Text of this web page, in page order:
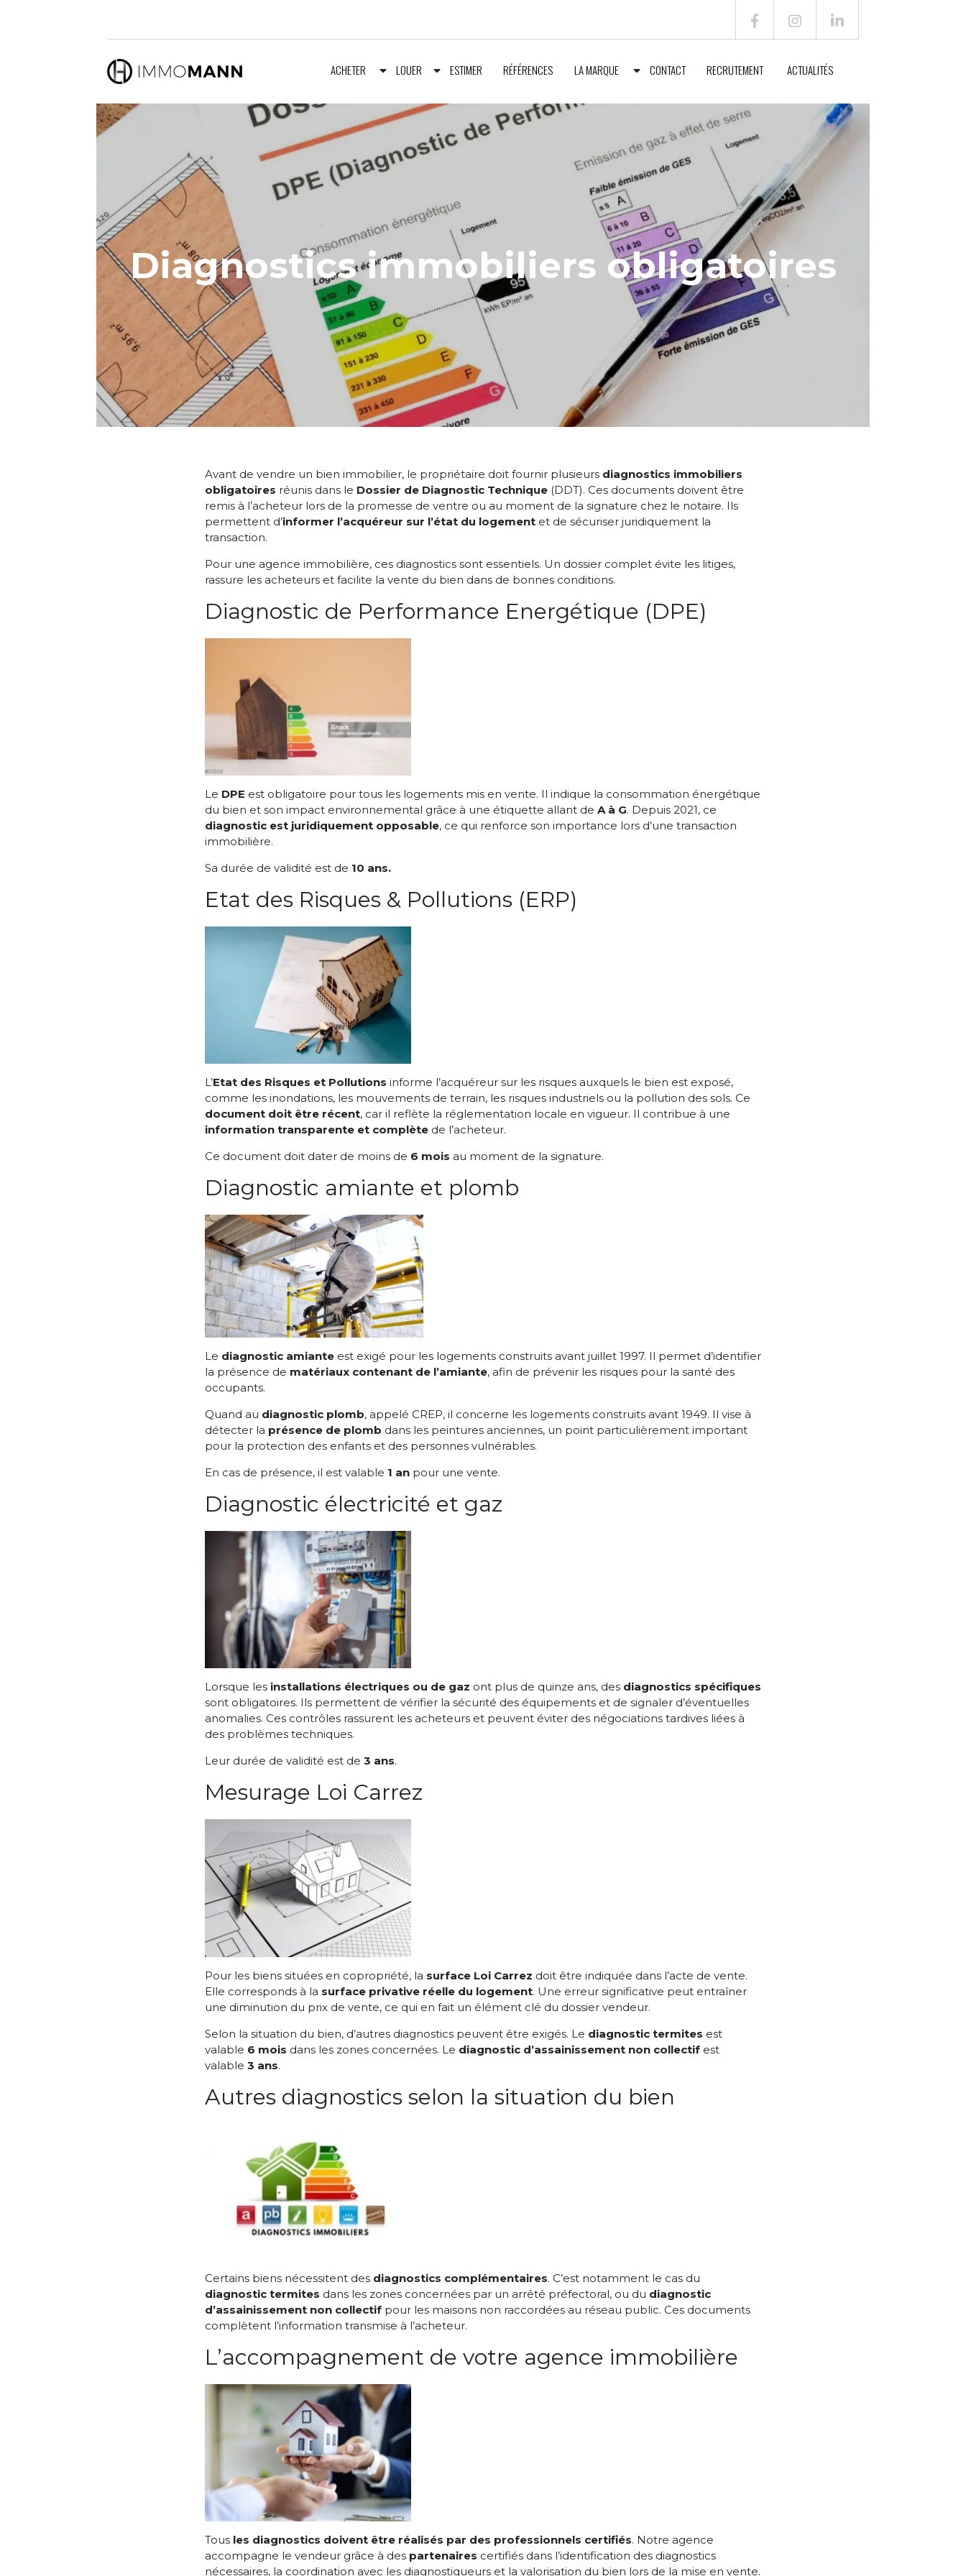
ACHETER LOUER ESTIMER RÉFÉRENCES LA MARQUE CONTACT RECRUTEMENT ACTUALITÉS
Diagnostics immobiliers obligatoires
Avant de vendre un bien immobilier, le propriétaire doit fournir plusieurs diagnostics immobiliers
obligatoires réunis dans le Dossier de Diagnostic Technique(DDT). Ces documents doivent être
remis à l’acheteur lors de la promesse de ventre ou au moment de la signature chez le notaire. Ils
permettent d’informer l’acquéreur sur l’état du logementet de sécuriser juridiquement la
transaction.
Pour une agence immobilière, ces diagnostics sont essentiels. Un dossier complet évite les litiges,
rassure les acheteurs et facilite la vente du bien dans de bonnes conditions.
Diagnostic de Performance Energétique (DPE)
Le DPE est obligatoire pour tous les logements mis en vente. Il indique la consommation énergétique
du bien et son impact environnemental grâce à une étiquette allant de A à G. Depuis 2021, ce
diagnostic est juridiquement opposable, ce qui renforce son importance lors d’une transaction
immobilière.
Sa durée de validité est de 10 ans.
Etat des Risques & Pollutions (ERP)
L’Etat des Risques et Pollutions informe l’acquéreur sur les risques auxquels le bien est exposé,
comme les inondations, les mouvements de terrain, les risques industriels ou la pollution des sols. Ce
document doit être récent, car il reflète la réglementation locale en vigueur. Il contribue à une
information transparente et complètede l’acheteur.
Ce document doit dater de moins de 6 mois au moment de la signature.
Diagnostic amiante et plomb
Le diagnostic amianteest exigé pour les logements construits avant juillet 1997. Il permet d’identifier
la présence de matériaux contenant de l’amiante, afin de prévenir les risques pour la santé des
occupants.
Quand au diagnostic plomb, appelé CREP, il concerne les logements construits avant 1949. Il vise à
détecter la présence de plomb dans les peintures anciennes, un point particulièrement important
pour la protection des enfants et des personnes vulnérables.
En cas de présence, il est valable 1 anpour une vente.
Diagnostic électricité et gaz
Lorsque les installations électriques ou de gaz ont plus de quinze ans, des diagnostics spécifiques
sont obligatoires. Ils permettent de vérifier la sécurité des équipements et de signaler d’éventuelles
anomalies. Ces contrôles rassurent les acheteurs et peuvent éviter des négociations tardives liées à
des problèmes techniques.
Leur durée de validité est de 3 ans.
Mesurage Loi Carrez
Pour les biens situées en copropriété, la surface Loi Carrez doit être indiquée dans l’acte de vente.
Elle corresponds à la surface privative réelle du logement. Une erreur significative peut entraîner
une diminution du prix de vente, ce qui en fait un élément clé du dossier vendeur.
Selon la situation du bien, d’autres diagnostics peuvent être exigés. Le diagnostic termites est
valable 6 mois dans les zones concernées. Le diagnostic d’assainissement non collectifest
valable 3 ans.
Autres diagnostics selon la situation du bien
Certains biens nécessitent desdiagnostics complémentaires. C’est notamment le cas du
diagnostic termites dans les zones concernées par un arrêté préfectoral, ou du diagnostic
d’assainissement non collectifpour les maisons non raccordées au réseau public. Ces documents
complètent l’information transmise à l’acheteur.
L’accompagnement de votre agence immobilière
Tous les diagnostics doivent être réalisés par des professionnels certifiés. Notre agence
accompagne le vendeur grâce à des partenaires certifiés dans l’identification des diagnostics
nécessaires, la coordination avec les diagnostiqueurs et la valorisation du bien lors de la mise en vente.